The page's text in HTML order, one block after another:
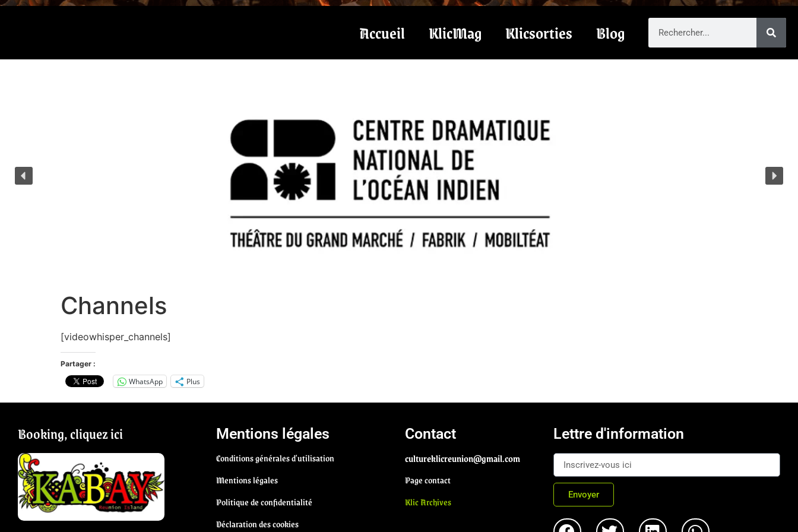
Accueil KlicMag Klicsorties Blog
Channels
[videowhisper_channels]
Partager :
WhatsApp Plus
Booking, cliquez ici Mentions légales
Conditions générales d'utilisation
Mentions légales
Politique de confidentialité
Déclaration des cookies
Contact
cultureklicreunion@gmail.com
Page contact
Klic Archives
Lettre d'information
Envoyer